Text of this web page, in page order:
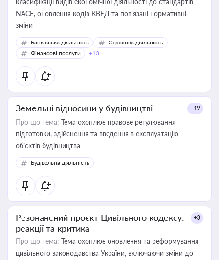
класифікації видів економічної діяльності до стандартів
NACE, оновлення кодів КВЕД та пов'язані нормативні
зміни
Банківська діяльність
Страхова діяльність
Фінансові послуги
+13
Земельні відносини у будівництві +19
Про що тема: Тема охоплює правове регулювання
підготовки, здійснення та введення в експлуатацію
об’єктів будівництва
Будівельна діяльність
Резонансний проєкт Цивільного кодексу:
реакції та критика
+3
Про що тема: Тема охоплює оновлення та реформування
цивільного законодавства України, включаючи зміни до